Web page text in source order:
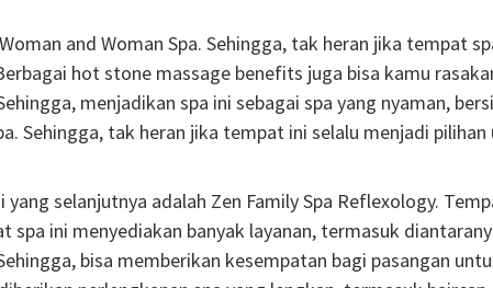
and Woman Spa. Sehingga, tak heran jika tempat
hot stone massage benefits juga bisa kamu
menjadikan spa ini sebagai spa yang nyaman,
Sehingga, tak heran jika tempat ini selalu menjadi
selanjutnya adalah Zen Family Spa Reflexology.
ini menyediakan banyak layanan, termasuk
bisa memberikan kesempatan bagi pasangan